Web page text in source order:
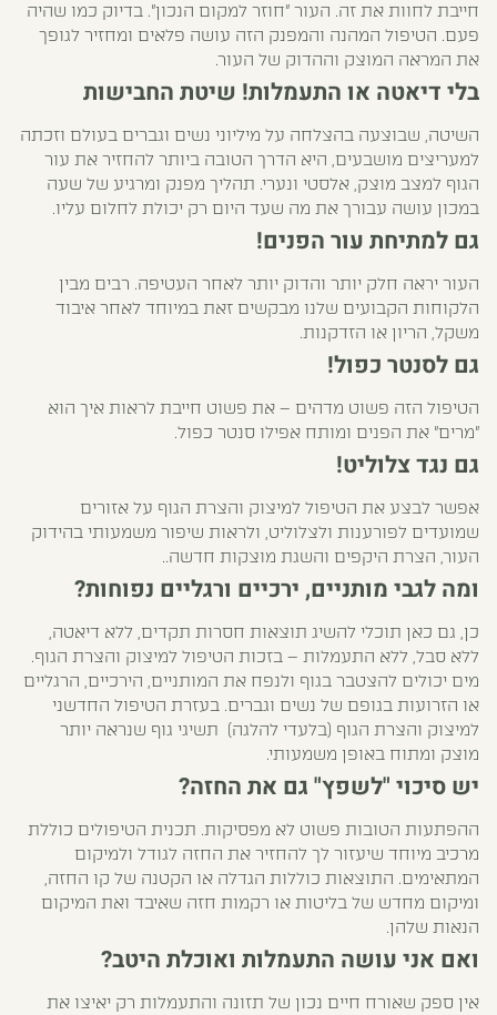
חייבת לחוות את זה. העור "חוזר למקום הנכון". בדיוק כמו שהיה
פעם. הטיפול המהנה והמפנק הזה עושה פלאים ומחזיר לגופך
את המראה המוצק וההדוק של העור.
בלי דיאטה או התעמלות! שיטת החבישות
השיטה, שבוצעה בהצלחה על מיליוני נשים וגברים בעולם וזכתה
למעריצים מושבעים, היא הדרך הטובה ביותר להחזיר את עור
הגוף למצב מוצק, אלסטי ונערי. תהליך מפנק ומרגיע של שעה
במכון עושה עבורך את מה שעד היום רק יכולת לחלום עליו.
גם למתיחת עור הפנים!
העור יראה חלק יותר והדוק יותר לאחר העטיפה. רבים מבין
הלקוחות הקבועים שלנו מבקשים זאת במיוחד לאחר איבוד
משקל, הריון או הזדקנות.
גם לסנטר כפול!
הטיפול הזה פשוט מדהים – את פשוט חייבת לראות איך הוא
"מרים" את הפנים ומותח אפילו סנטר כפול.
גם נגד צלוליט!
אפשר לבצע את הטיפול למיצוק והצרת הגוף על אזורים
שמועדים לפורענות ולצלוליט, ולראות שיפור משמעותי בהידוק
העור, הצרת היקפים והשגת מוצקות חדשה..
ומה לגבי מותניים, ירכיים ורגליים נפוחות?
כן, גם כאן תוכלי להשיג תוצאות חסרות תקדים, ללא דיאטה,
ללא סבל, ללא התעמלות – בזכות הטיפול למיצוק והצרת הגוף.
מים יכולים להצטבר בגוף ולנפח את המותניים, הירכיים, הרגליים
או הזרועות בגופם של נשים וגברים. בעזרת הטיפול החדשני
למיצוק והצרת הגוף (בלעדי להלגה) תשיגי גוף שנראה יותר
מוצק ומתוח באופן משמעותי.
יש סיכוי "לשפץ" גם את החזה?
ההפתעות הטובות פשוט לא מפסיקות. תכנית הטיפולים כוללת
מרכיב מיוחד שיעזור לך להחזיר את החזה לגודל ולמיקום
המתאימים. התוצאות כוללות הגדלה או הקטנה של קו החזה,
ומיקום מחדש של בליטות או רקמות חזה שאיבד ואת המיקום
הנאות שלהן.
ואם אני עושה התעמלות ואוכלת היטב?
אין ספק שאורח חיים נכון של תזונה והתעמלות רק יאיצו את